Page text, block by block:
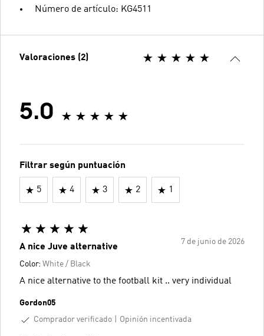
Número de artículo: KG4511
Valoraciones (2)
5.0
Filtrar según puntuación
5 4 3 2 1
7 de junio de 2026
A nice Juve alternative
Color: White / Black
A nice alternative to the football kit .. very individual
Gordon05
Comprador verificado
Opinión incentivada